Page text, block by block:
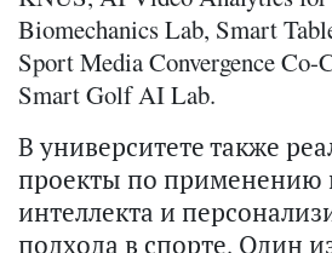
Biomechanics Lab, Smart
Sport Media Convergence
Smart Golf AI Lab.
В университете также
проекты по применению
интеллекта и
подхода в спорте. Один